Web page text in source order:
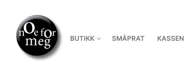
content
BUTIKK SMÅPRAT KASSEN